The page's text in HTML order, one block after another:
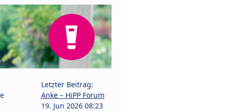
Letzter Beitrag:
Anke – HiPP Forum
19. Jun 2026 08:23